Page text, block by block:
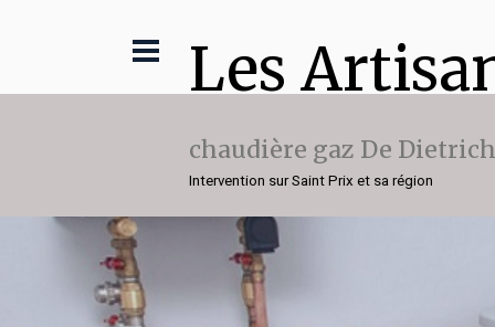
Les
chaudière gaz De Dietrich
Intervention sur Saint Prix et sa région